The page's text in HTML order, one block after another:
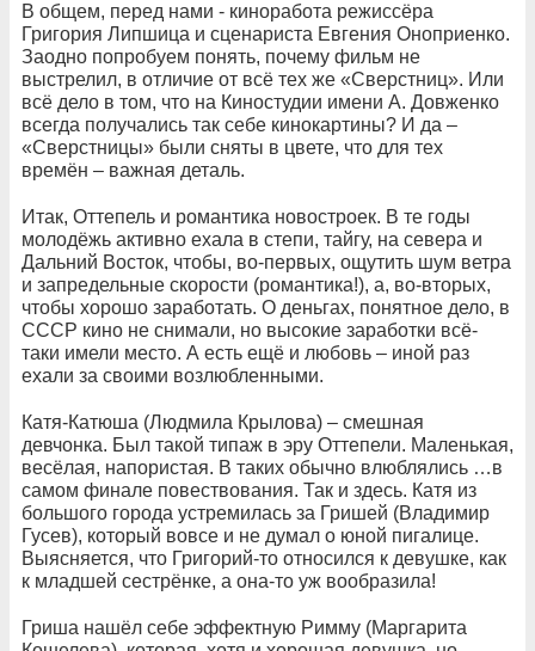
В общем, перед нами - киноработа режиссёра
Григория Липшица и сценариста Евгения Оноприенко.
Заодно попробуем понять, почему фильм не
выстрелил, в отличие от всё тех же «Сверстниц». Или
всё дело в том, что на Киностудии имени А. Довженко
всегда получались так себе кинокартины? И да –
«Сверстницы» были сняты в цвете, что для тех
времён – важная деталь.
Итак, Оттепель и романтика новостроек. В те годы
молодёжь активно ехала в степи, тайгу, на севера и
Дальний Восток, чтобы, во-первых, ощутить шум ветра
и запредельные скорости (романтика!), а, во-вторых,
чтобы хорошо заработать. О деньгах, понятное дело, в
СССР кино не снимали, но высокие заработки всё-
таки имели место. А есть ещё и любовь – иной раз
ехали за своими возлюбленными.
Катя-Катюша (Людмила Крылова) – смешная
девчонка. Был такой типаж в эру Оттепели. Маленькая,
весёлая, напористая. В таких обычно влюблялись …в
самом финале повествования. Так и здесь. Катя из
большого города устремилась за Гришей (Владимир
Гусев), который вовсе и не думал о юной пигалице.
Выясняется, что Григорий-то относился к девушке, как
к младшей сестрёнке, а она-то уж вообразила!
Гриша нашёл себе эффектную Римму (Маргарита